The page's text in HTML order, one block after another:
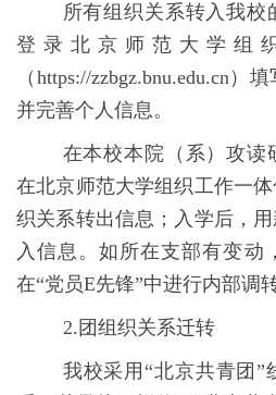
所有组织关系转入我校
登录北京师范大学组
（https://zzbgz.bnu.edu.cn）
并完善个人信息。
在本校本院（系）攻读
在北京师范大学组织工作一
织关系转出信息；入学后，
入信息。如所在支部有变动
在“党员E先锋”中进行内部调转
2. 团组织关系迁转
我校采用“北京共青团”